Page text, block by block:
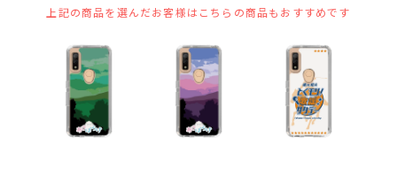
上記の商品を選んだお客様はこちらの商品もおすすめです